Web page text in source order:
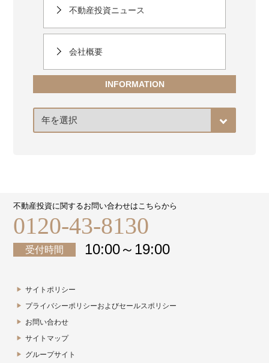
不動産投資ニュース
会社概要
INFORMATION
ア
カ
不動産投資に関するお問い合わせはこちらから
0120-43-8130
受付時間 10:00～19:00
サイトポリシー
プライバシーポリシーおよびセールスポリシー
お問い合わせ
サイトマップ
グループサイト